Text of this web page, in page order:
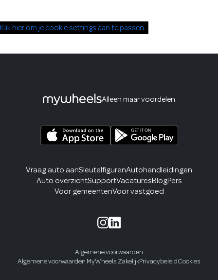
Klik hier om je cookie settings aan te passen.
Alleen maar voordelen
Vraag auto aanSleutelfigurenAutohandleidingen
Auto overzichtSupportVacaturesBlogPers
Voor gemeentenVoor vastgoed
Algemene voorwaarden
Algemene voorwaarden MyWheels ZakelijkPrivacybeleidCookies